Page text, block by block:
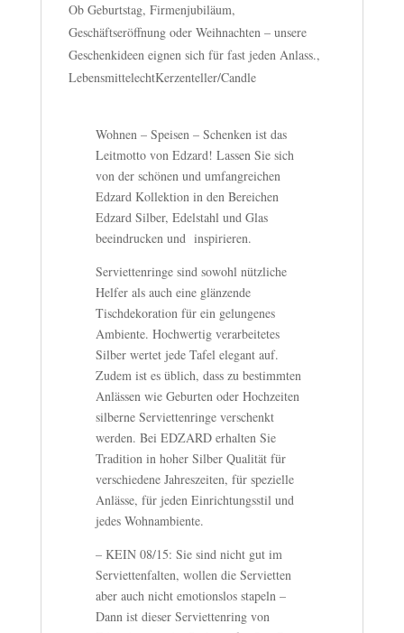
Ob Geburtstag, Firmenjubiläum,
Geschäftseröffnung oder Weihnachten – unsere
Geschenkideen eignen sich für fast jeden Anlass.,
LebensmittelechtKerzenteller/Candle
Wohnen – Speisen – Schenken ist das
Leitmotto von Edzard! Lassen Sie sich
von der schönen und umfangreichen
Edzard Kollektion in den Bereichen
Edzard Silber, Edelstahl und Glas
beeindrucken und inspirieren.
Serviettenringe sind sowohl nützliche
Helfer als auch eine glänzende
Tischdekoration für ein gelungenes
Ambiente. Hochwertig verarbeitetes
Silber wertet jede Tafel elegant auf.
Zudem ist es üblich, dass zu bestimmten
Anlässen wie Geburten oder Hochzeiten
silberne Serviettenringe verschenkt
werden. Bei EDZARD erhalten Sie
Tradition in hoher Silber Qualität für
verschiedene Jahreszeiten, für spezielle
Anlässe, für jeden Einrichtungsstil und
jedes Wohnambiente.
– KEIN 08/15: Sie sind nicht gut im
Serviettenfalten, wollen die Servietten
aber auch nicht emotionslos stapeln –
Dann ist dieser Serviettenring von